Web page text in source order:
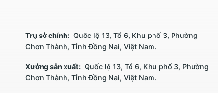
Trụ sở chính: Quốc lộ 13, Tổ 6, Khu phố 3, Phường
Chơn Thành, Tỉnh Đồng Nai, Việt Nam.
Xưởng sản xuất: Quốc lộ 13, Tổ 6, Khu phố 3, Phường
Chơn Thành, Tỉnh Đồng Nai, Việt Nam.